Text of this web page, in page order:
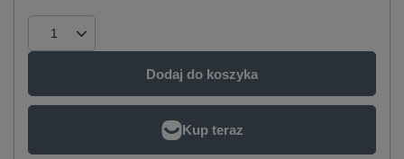
Dodaj do koszyka